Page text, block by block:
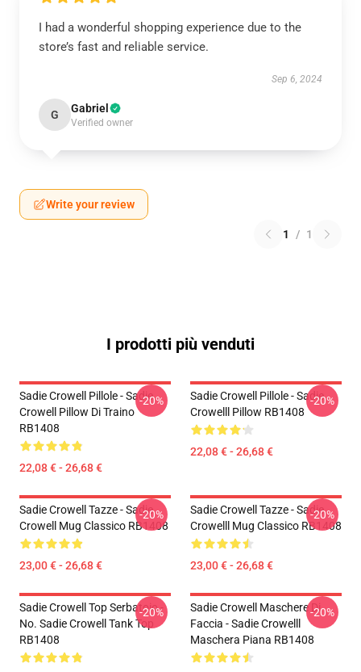
I had a wonderful shopping experience due to the
store’s fast and reliable service.
Sep 6, 2024
G Gabriel
Verified owner
Write your review
1 / 1
I prodotti più venduti
Sadie Crowell Pillole - Sadie
Crowell Pillow Di Traino
RB1408
22,08 € - 26,68 €
-20%
Sadie Crowell Pillole - Sadie
Crowelll Pillow RB1408
22,08 € - 26,68 €
-20%
Sadie Crowell Tazze - Sadie
Crowell Mug Classico RB1408
23,00 € - 26,68 €
-20%
Sadie Crowell Tazze - Sadie
Crowelll Mug Classico RB1408
23,00 € - 26,68 €
-20%
Sadie Crowell Top Serbatoio -
No. Sadie Crowell Tank Top
RB1408
-20%
Sadie Crowell Maschere Di
Faccia - Sadie Crowelll
Maschera Piana RB1408
-20%